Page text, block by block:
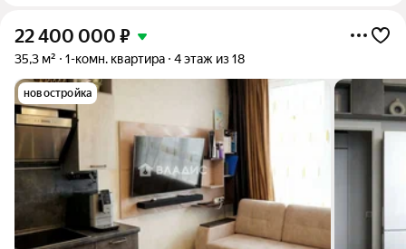
22 400 000 ₽
35,3 м² 1-комн. квартира 4 этаж из 18
новостройка